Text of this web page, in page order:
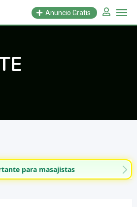
Anuncio Gratis
para masajistas